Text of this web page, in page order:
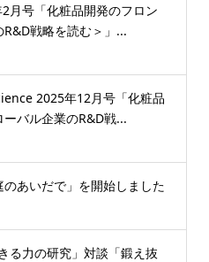
月号「化粧品開発のフロン
戦略を読む＞」...
2025年12月号「化粧品
バル企業のR&D戦...
あいだで」を開始しました
力の研究」対談「鍛え抜